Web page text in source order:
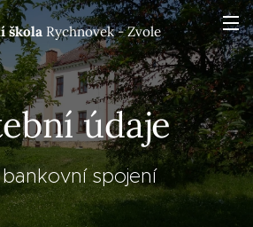
školaRychnovek - Zvole
údaje
spojení